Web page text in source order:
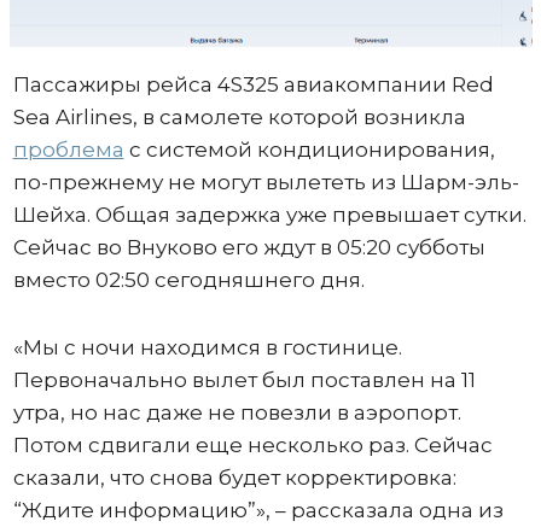
Пассажиры рейса 4S325 авиакомпании Red
Sea Airlines, в самолете которой возникла
проблема с системой кондиционирования,
по-прежнему не могут вылететь из Шарм-эль-
Шейха. Общая задержка уже превышает сутки.
Сейчас во Внуково его ждут в 05:20 субботы
вместо 02:50 сегодняшнего дня.
«Мы с ночи находимся в гостинице.
Первоначально вылет был поставлен на 11
утра, но нас даже не повезли в аэропорт.
Потом сдвигали еще несколько раз. Сейчас
сказали, что снова будет корректировка:
“Ждите информацию”», – рассказала одна из